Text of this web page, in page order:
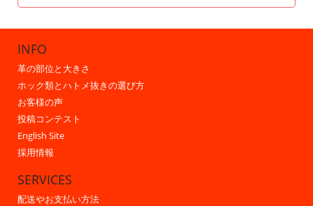
INFO
革の部位と大きさ
ホック類とハトメ抜きの選び方
お客様の声
投稿コンテスト
English Site
採用情報
SERVICES
配送やお支払い方法